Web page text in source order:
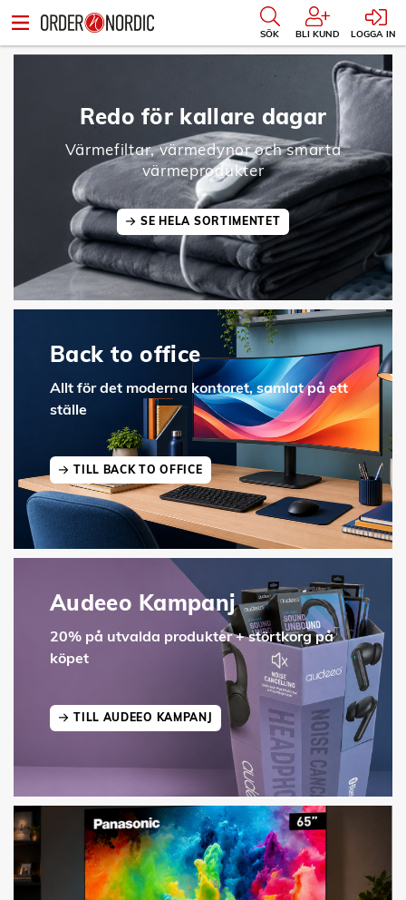
SÖK BLI KUND LOGGA IN
Redo för kallare dagar
Värmefiltar, värmedynor och smarta
värmeprodukter
SE HELA SORTIMENTET
Back to office
Allt för det moderna kontoret, samlat på ett
ställe
TILL BACK TO OFFICE
Audeeo Kampanj
20% på utvalda produkter + störtkorg på
köpet
TILL AUDEEO KAMPANJ